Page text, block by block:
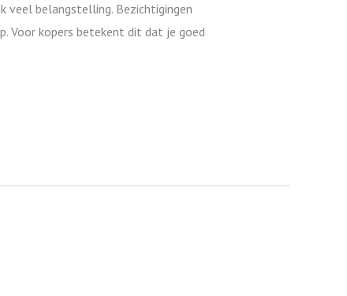
veel belangstelling. Bezichtigingen
Voor kopers betekent dit dat je goed